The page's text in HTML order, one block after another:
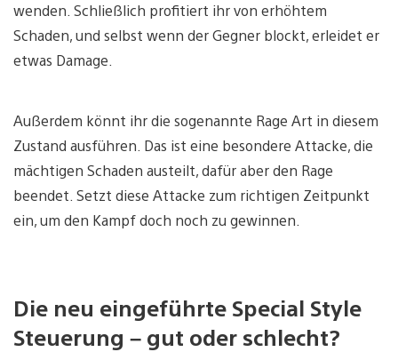
wenden. Schließlich profitiert ihr von erhöhtem
Schaden, und selbst wenn der Gegner blockt, erleidet er
etwas Damage.
Außerdem könnt ihr die sogenannte Rage Art in diesem
Zustand ausführen. Das ist eine besondere Attacke, die
mächtigen Schaden austeilt, dafür aber den Rage
beendet. Setzt diese Attacke zum richtigen Zeitpunkt
ein, um den Kampf doch noch zu gewinnen.
Die neu eingeführte Special Style
Steuerung – gut oder schlecht?